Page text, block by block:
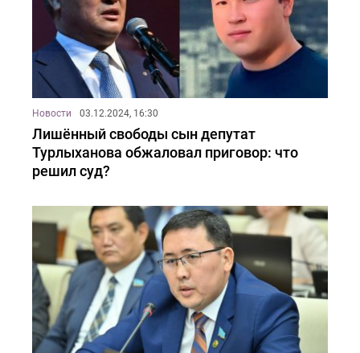
Новости 03.12.2024, 16:30
Лишённый свободы сын депутат
Турлыханова обжаловал приговор: что
решил суд?